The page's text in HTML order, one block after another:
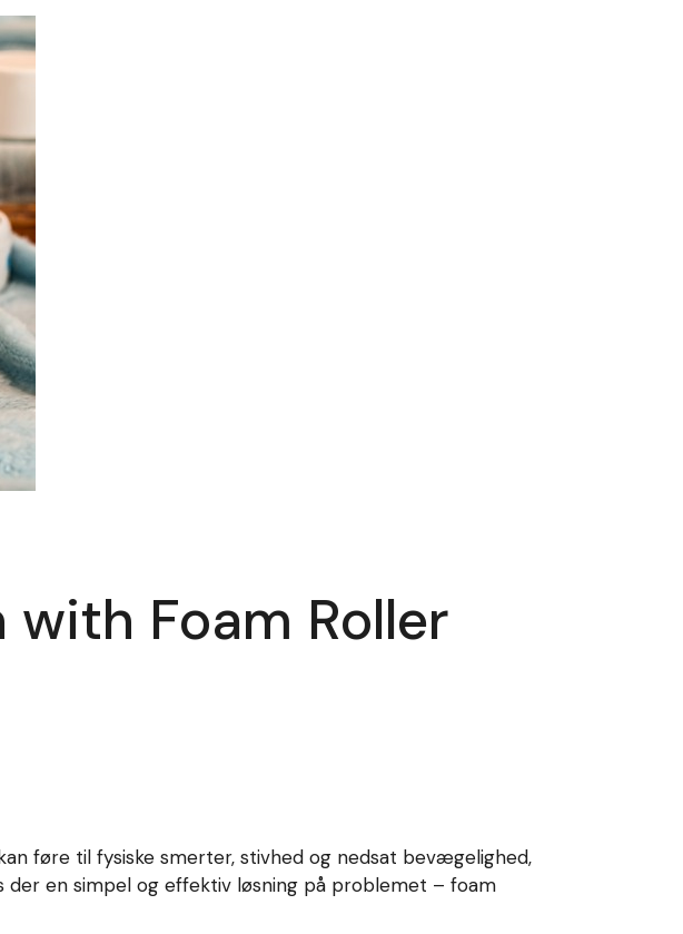
with Foam Roller
føre til fysiske smerter, stivhed og nedsat bevægelighed,
en simpel og effektiv løsning på problemet – foam